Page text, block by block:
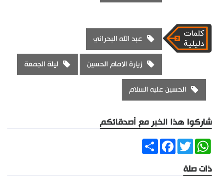
عبد الله البحراني
زيارة الامام الحسين ليلة الجمعة
الحسين عليه السلام
شاركوا هذا الخبر مع أصدقائكم
ShareFacebookTwitter
WhatsApp
ذات صلة